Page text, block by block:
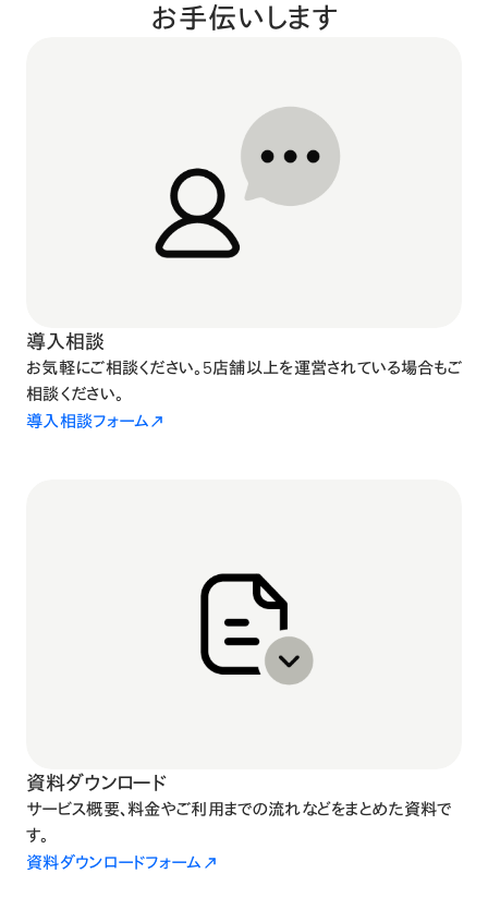
お手伝いします
導入相談
お気軽にご相談ください。5店舗以上を運営されている場合もご
相談ください。
導入相談フォーム
資料ダウンロード
サービス概要、料金やご利用までの流れなどをまとめた資料で
す。
資料ダウンロードフォーム